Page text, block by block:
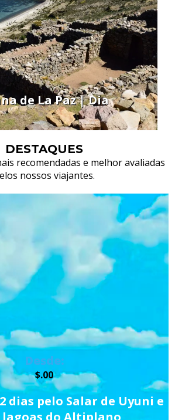
de La Paz | Dia
DESTAQUES
recomendadas e melhor avaliadas
nossos viajantes.
Desde:
$.00
dias pelo Salar de Uyuni e
lagoas do Altiplano